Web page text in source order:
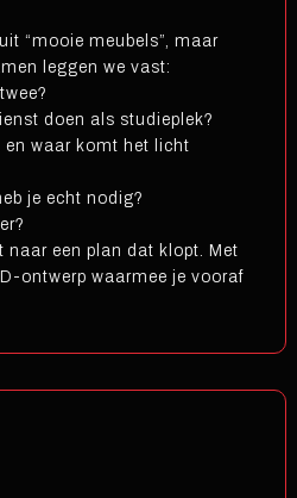
“mooie meubels”, maar
leggen we vast:
doen als studieplek?
waar komt het licht
je echt nodig?
naar een plan dat klopt. Met
ontwerp waarmee je vooraf